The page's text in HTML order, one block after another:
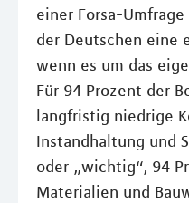
einer Forsa-
der Deutschen eine
wenn es um das
Für 94 Prozent der
langfristig niedrige
Instandhaltung und
oder „wichtig“, 94
Materialien und